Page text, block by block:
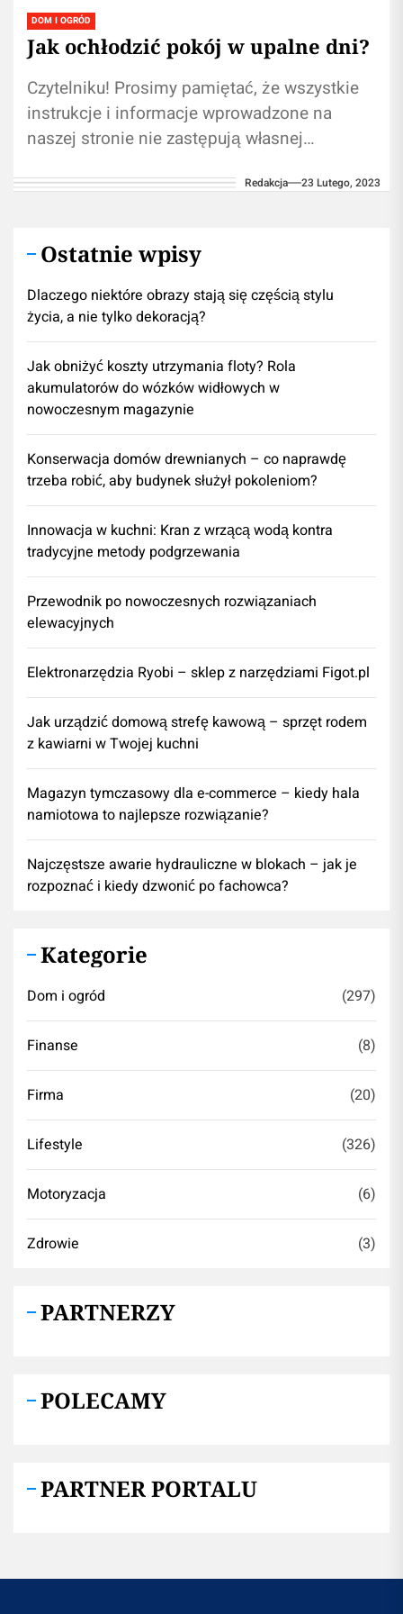
DOM I OGRÓD
Jak ochłodzić pokój w upalne dni?
Czytelniku! Prosimy pamiętać, że wszystkie
instrukcje i informacje wprowadzone na
naszej stronie nie zastępują własnej
Korzystanie z treści umieszczonych na
Redakcja 23 Lutego, 2023
Ostatnie wpisy
Dlaczego niektóre obrazy stają się częścią stylu
życia, a nie tylko dekoracją?
Jak obniżyć koszty utrzymania floty? Rola
akumulatorów do wózków widłowych w
nowoczesnym magazynie
Konserwacja domów drewnianych – co naprawdę
trzeba robić, aby budynek służył pokoleniom?
Innowacja w kuchni: Kran z wrzącą wodą kontra
tradycyjne metody podgrzewania
Przewodnik po nowoczesnych rozwiązaniach
elewacyjnych
Elektronarzędzia Ryobi – sklep z narzędziami Figot.pl
​Jak urządzić domową strefę kawową – sprzęt rodem
z kawiarni w Twojej kuchni
Magazyn tymczasowy dla e-commerce – kiedy hala
namiotowa to najlepsze rozwiązanie?
Najczęstsze awarie hydrauliczne w blokach – jak je
rozpoznać i kiedy dzwonić po fachowca?
Kategorie
Dom i ogród (297)
Finanse (8)
Firma (20)
Lifestyle (326)
Motoryzacja (6)
Zdrowie (3)
PARTNERZY
POLECAMY
PARTNER PORTALU